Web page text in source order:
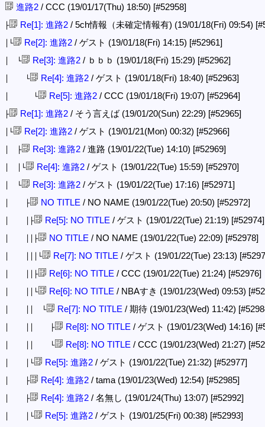
進路2 / CCC (19/01/17(Thu) 18:50) [#52958]
├ Re[1]: 進路2 / 5ch情報（未確定情報有) (19/01/18(Fri) 09:54)
│└ Re[2]: 進路2 / ゲスト (19/01/18(Fri) 14:15) [#52961]
│ └ Re[3]: 進路2 / ｂｂｂ (19/01/18(Fri) 15:29) [#52962]
│ └ Re[4]: 進路2 / ゲスト (19/01/18(Fri) 18:40) [#52963]
│ └ Re[5]: 進路2 / CCC (19/01/18(Fri) 19:07) [#52964]
├ Re[1]: 進路2 / そう言えば (19/01/20(Sun) 22:29) [#52965]
│└ Re[2]: 進路2 / ゲスト (19/01/21(Mon) 00:32) [#52966]
│ ├ Re[3]: 進路2 / 進路 (19/01/22(Tue) 14:10) [#52969]
│ │└ Re[4]: 進路2 / ゲスト (19/01/22(Tue) 15:59) [#52970]
│ └ Re[3]: 進路2 / ゲスト (19/01/22(Tue) 17:16) [#52971]
│ ├ NO TITLE / NO NAME (19/01/22(Tue) 20:50) [#52972]
│ │├ Re[5]: NO TITLE / ゲスト (19/01/22(Tue) 21:19) [#52974]
│ ││├ NO TITLE / NO NAME (19/01/22(Tue) 22:09) [#52978]
│ │││└ Re[7]: NO TITLE / ゲスト (19/01/22(Tue) 23:13)
│ ││├ Re[6]: NO TITLE / CCC (19/01/22(Tue) 21:24) [#52976]
│ ││└ Re[6]: NO TITLE / NBAすき (19/01/23(Wed) 09:53)
│ ││ └ Re[7]: NO TITLE / 期待 (19/01/23(Wed) 11:42)
│ ││ ├ Re[8]: NO TITLE / ゲスト (19/01/23(Wed) 14:16)
│ ││ └ Re[8]: NO TITLE / CCC (19/01/23(Wed) 21:27)
│ │└ Re[5]: 進路2 / ゲスト (19/01/22(Tue) 21:32) [#52977]
│ ├ Re[4]: 進路2 / tama (19/01/23(Wed) 12:54) [#52985]
│ ├ Re[4]: 進路2 / 名無し (19/01/24(Thu) 13:07) [#52992]
│ │└ Re[5]: 進路2 / ゲスト (19/01/25(Fri) 00:38) [#52993]